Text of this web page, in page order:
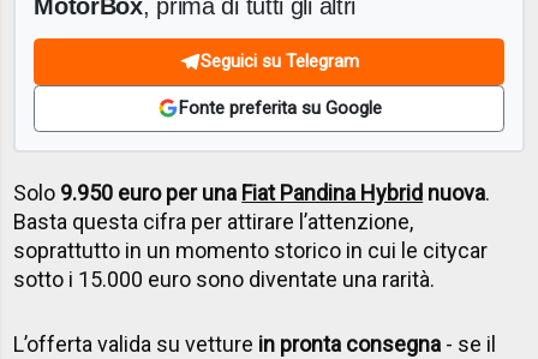
Seguici su Telegram
Fonte preferita su Google
Solo 9.950 euro per una Fiat Pandina Hybrid nuova.
Basta questa cifra per attirare l’attenzione,
soprattutto in un momento storico in cui le citycar
sotto i 15.000 euro sono diventate una rarità.
L’offerta valida su vetture in pronta consegna - se il